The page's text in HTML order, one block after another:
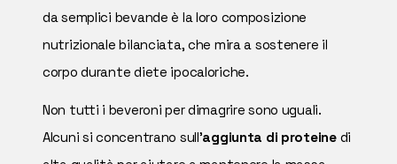
da semplici bevande è la loro composizione
nutrizionale bilanciata, che mira a sostenere il
corpo durante diete ipocaloriche.
Non tutti i beveroni per dimagrire sono uguali.
Alcuni si concentrano sull'aggiunta di proteinedi